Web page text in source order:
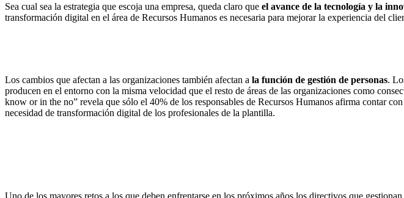
Sea cual sea la estrategia que escoja una empresa, queda claro que el avance de la tecnología y la
transformación digital en el área de Recursos Humanos es necesaria para mejorar la experiencia del
Los cambios que afectan a las organizaciones también afectan a la función de gestión de personas.
producen en el entorno con la misma velocidad que el resto de áreas de las organizaciones como
know or in the no” revela que sólo el 40% de los responsables de Recursos Humanos afirma contar
necesidad de transformación digital de los profesionales de la plantilla.
Uno de los mayores retos a los que deben enfrentarse en los próximos años los directivos que gestionan